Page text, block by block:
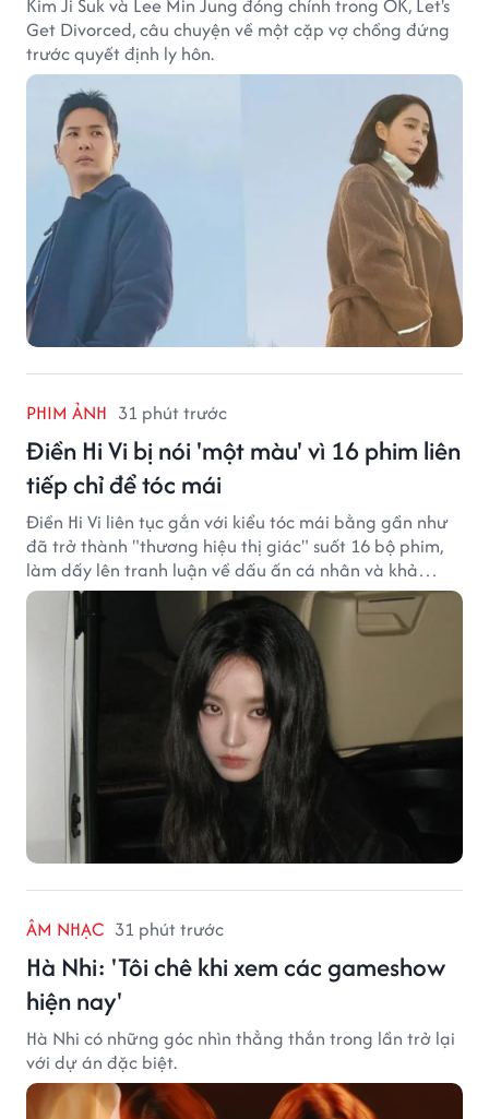
Get Divorced, câu chuyện về một cặp vợ chồng đứng
trước quyết định ly hôn.
PHIM ẢNH 31 phút trước
Điền Hi Vi bị nói 'một màu' vì 16 phim liên
tiếp chỉ để tóc mái
Điền Hi Vi liên tục gắn với kiểu tóc mái bằng gần như
đã trở thành "thương hiệu thị giác" suốt 16 bộ phim,
làm dấy lên tranh luận về dấu ấn cá nhân và khả
năng biến hóa trên màn ảnh.
ÂM NHẠC 31 phút trước
Hà Nhi: 'Tôi chê khi xem các gameshow
hiện nay'
Hà Nhi có những góc nhìn thẳng thắn trong lần trở lại
với dự án đặc biệt.